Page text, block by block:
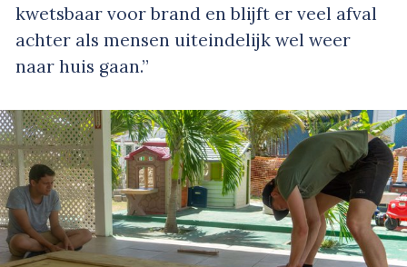
kwetsbaar voor brand en blijft er veel afval
achter als mensen uiteindelijk wel weer
naar huis gaan.”